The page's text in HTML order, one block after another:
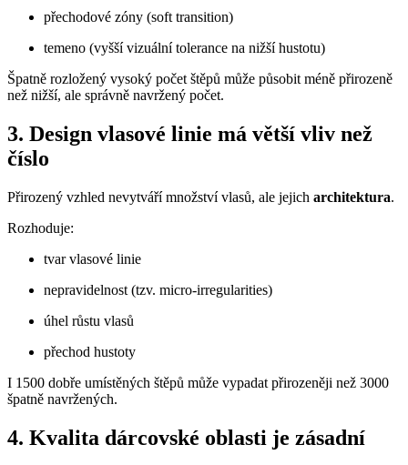
přechodové zóny (soft transition)
temeno (vyšší vizuální tolerance na nižší hustotu)
Špatně rozložený vysoký počet štěpů může působit méně přirozeně
než nižší, ale správně navržený počet.
3. Design vlasové linie má větší vliv než
číslo
Přirozený vzhled nevytváří množství vlasů, ale jejich architektura.
Rozhoduje:
tvar vlasové linie
nepravidelnost (tzv. micro-irregularities)
úhel růstu vlasů
přechod hustoty
I 1500 dobře umístěných štěpů může vypadat přirozeněji než 3000
špatně navržených.
4. Kvalita dárcovské oblasti je zásadní